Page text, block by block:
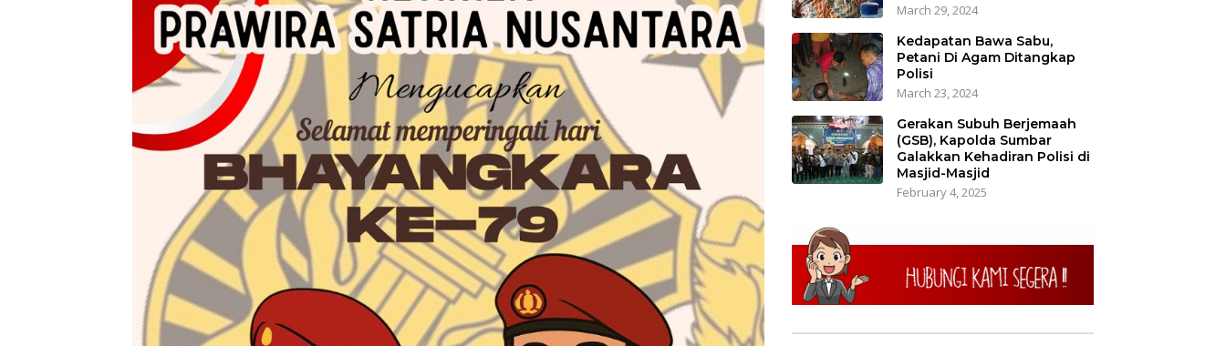
March 29, 2024
Kedapatan Bawa Sabu,
Petani Di Agam Ditangkap
Polisi
March 23, 2024
Gerakan Subuh Berjemaah
(GSB), Kapolda Sumbar
Galakkan Kehadiran Polisi di
Masjid-Masjid
February 4, 2025